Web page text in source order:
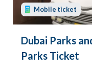
Mobile ticket
Dubai Parks
Parks Ticket